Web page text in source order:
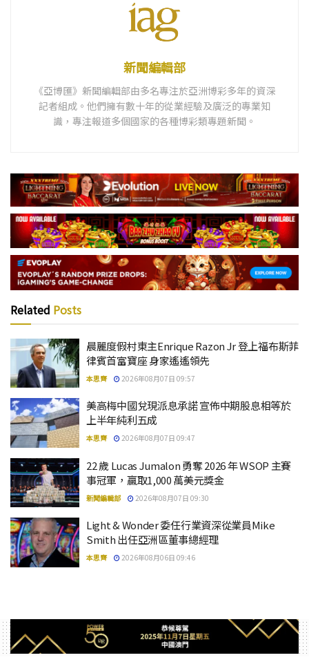
新聞編輯部
《亞博匯》新聞編輯部由多名專注於亞洲博彩多年的資深
記者組成。他們擁有數十年的從業經驗及廣泛的專業知
識，專注報道多個國家的各種博彩類專題新聞。
Related Posts
晨麗度假村東主Enrique Razon Jr 登上福布斯菲
律賓首富寶座 身家遙遙領先
本思齊 2026年08月07日 09:57
美高梅中國兌現派息承諾 宣佈中期股息相等於
上半年純利五成
本思齊 2026年08月07日 09:47
22 歲 Lucas Jumalon 勇奪 2026 年 WSOP 主賽
事冠軍，贏取1,000 萬美元獎金
新聞編輯部 2026年08月07日 09:30
Light & Wonder 委任行業資深從業員Mike
Smith 出任亞洲區董事總經理
本思齊 2026年08月06日 09:46